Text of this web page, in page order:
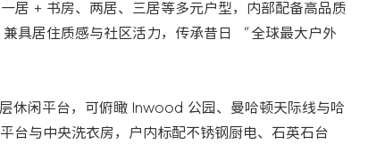
居 + 书房、两居、三居等多元户型，内部配备高品质
具居住质感与社区活力，传承昔日 “全球最大户外
休闲平台，可俯瞰 Inwood 公园、曼哈顿天际线与哈
台与中央洗衣房，户内标配不锈钢厨电、石英石台